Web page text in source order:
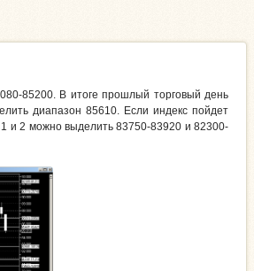
85200. В итоге прошлый торговый день
диапазон 85610. Если индекс пойдет
и 2 можно выделить 83750-83920 и 82300-